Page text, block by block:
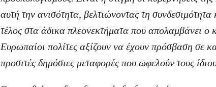
αυτή την ανισότητα, βελτιώνοντας τη
τέλος στα άδικα πλεονεκτήματα που απολαμβάνει
Ευρωπαίοι πολίτες αξίζουν να έχουν πρόσβαση σε
προσιτές δημόσιες μεταφορές που ωφελούν τους